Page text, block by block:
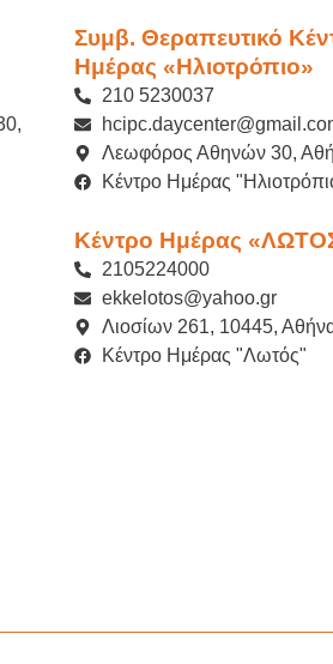
Συμβ. Θεραπευτικό
Ημέρας «Ηλιοτρόπιο»
210 5230037
Λεωφόρος Αθηνών 30,
Κέντρο Ημέρας
Κέντρο Ημέρας
2105224000
ekkelotos@yahoo.gr
Λιοσίων 261, 10445,
Κέντρο Ημέρας "Λωτός"